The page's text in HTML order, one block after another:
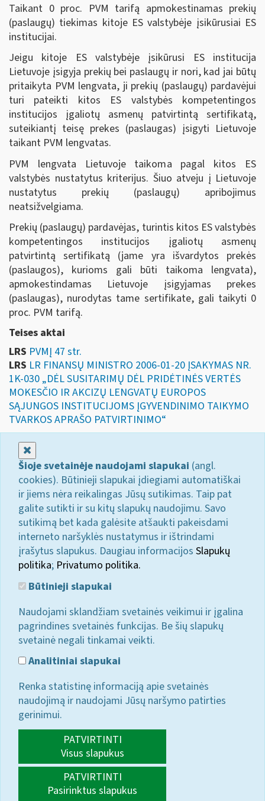
Taikant 0 proc. PVM tarifą apmokestinamas prekių
(paslaugų) tiekimas kitoje ES valstybėje įsikūrusiai ES
institucijai.
Jeigu kitoje ES valstybėje įsikūrusi ES institucija
Lietuvoje įsigyja prekių bei paslaugų ir nori, kad jai būtų
pritaikyta PVM lengvata, ji prekių (paslaugų) pardavėjui
turi pateikti kitos ES valstybės kompetentingos
institucijos įgaliotų asmenų patvirtintą sertifikatą,
suteikiantį teisę prekes (paslaugas) įsigyti Lietuvoje
taikant PVM lengvatas.
PVM lengvata Lietuvoje taikoma pagal kitos ES
valstybės nustatytus kriterijus. Šiuo atveju į Lietuvoje
nustatytus prekių (paslaugų) apribojimus
neatsižvelgiama.
Prekių (paslaugų) pardavėjas, turintis kitos ES valstybės
kompetentingos institucijos įgaliotų asmenų
patvirtintą sertifikatą (jame yra išvardytos prekės
(paslaugos), kurioms gali būti taikoma lengvata),
apmokestindamas Lietuvoje įsigyjamas prekes
(paslaugas), nurodytas tame sertifikate, gali taikyti 0
proc. PVM tarifą.
Teises aktai
LRS PVMĮ 47 str.
LRS LR FINANSŲ MINISTRO 2006-01-20 ĮSAKYMAS NR.
1K-030 „DĖL SUSITARIMŲ DĖL PRIDĖTINĖS VERTĖS
MOKESČIO IR AKCIZŲ LENGVATŲ EUROPOS
SĄJUNGOS INSTITUCIJOMS ĮGYVENDINIMO TAIKYMO
TVARKOS APRAŠO PATVIRTINIMO“
Šioje svetainėje naudojami slapukai (angl.
cookies). Būtinieji slapukai įdiegiami automatiškai
ir jiems nėra reikalingas Jūsų sutikimas. Taip pat
galite sutikti ir su kitų slapukų naudojimu. Savo
sutikimą bet kada galėsite atšaukti pakeisdami
interneto naršyklės nustatymus ir ištrindami
įrašytus slapukus. Daugiau informacijos Slapukų
politika; Privatumo politika.
Būtinieji slapukai
Naudojami sklandžiam svetainės veikimui ir įgalina
pagrindines svetainės funkcijas. Be šių slapukų
svetainė negali tinkamai veikti.
Analitiniai slapukai
Renka statistinę informaciją apie svetainės
naudojimą ir naudojami Jūsų naršymo patirties
gerinimui.
PATVIRTINTI
Visus slapukus
PATVIRTINTI
Pasirinktus slapukus